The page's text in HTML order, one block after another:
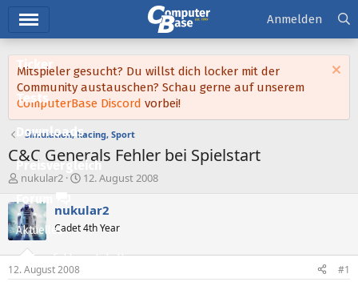
Ticker
Tests
Downloads
Preisvergleich
Forum
Aktuelles
Empfohlene Inhalte
Anmelden
Mitspieler gesucht? Du willst dich locker mit der
Community austauschen? Schau gerne auf unserem
ComputerBase Discord vorbei!
Simulation, Racing, Sport
C&C Generals Fehler bei Spielstart
E
r
s
t
e
e
nukular2
E
s
e
t
12. August 2008
nukular2
Cadet 4th Year
12. August 2008 #1